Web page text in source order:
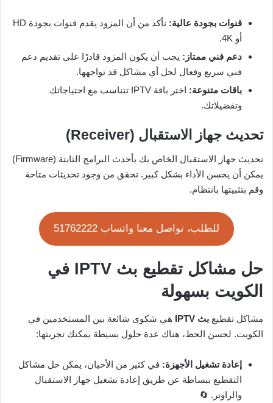
قنوات بجودة عالية:
تأكد من أن المزود يقدم قنوات بجودة HD
أو 4K.
دعم فني ممتاز: يجب أن يكون المزود قادرًا على تقديم دعم
فني سريع وفعال لحل أي مشاكل قد تواجهها.
باقات متنوعة:
اختر باقة IPTV تتناسب مع احتياجاتك
وتفضيلاتك.
تحديث جهاز الاستقبال (Receiver)
تحديث جهاز الاستقبال الخاص بك بأحدث البرامج الثابتة (Firmware)
يمكن أن يحسن الأداء بشكل كبير. تحقق من وجود تحديثات متاحة
وقم بتثبيتها بانتظام.
للطلب، تواصل معنا واتساب 51762222
حل مشاكل تقطيع بث IPTV في
الكويت بسهولة
مشاكل تقطيع بث IPTV
هي شكوى شائعة بين المستخدمين في
الكويت. لحسن الحظ، هناك عدة حلول بسيطة يمكنك تجربتها:
إعادة تشغيل الأجهزة: في كثير من الأحيان، يمكن حل مشاكل
التقطيع ببساطة عن طريق إعادة تشغيل جهاز الاستقبال
والراوتر. 🔄